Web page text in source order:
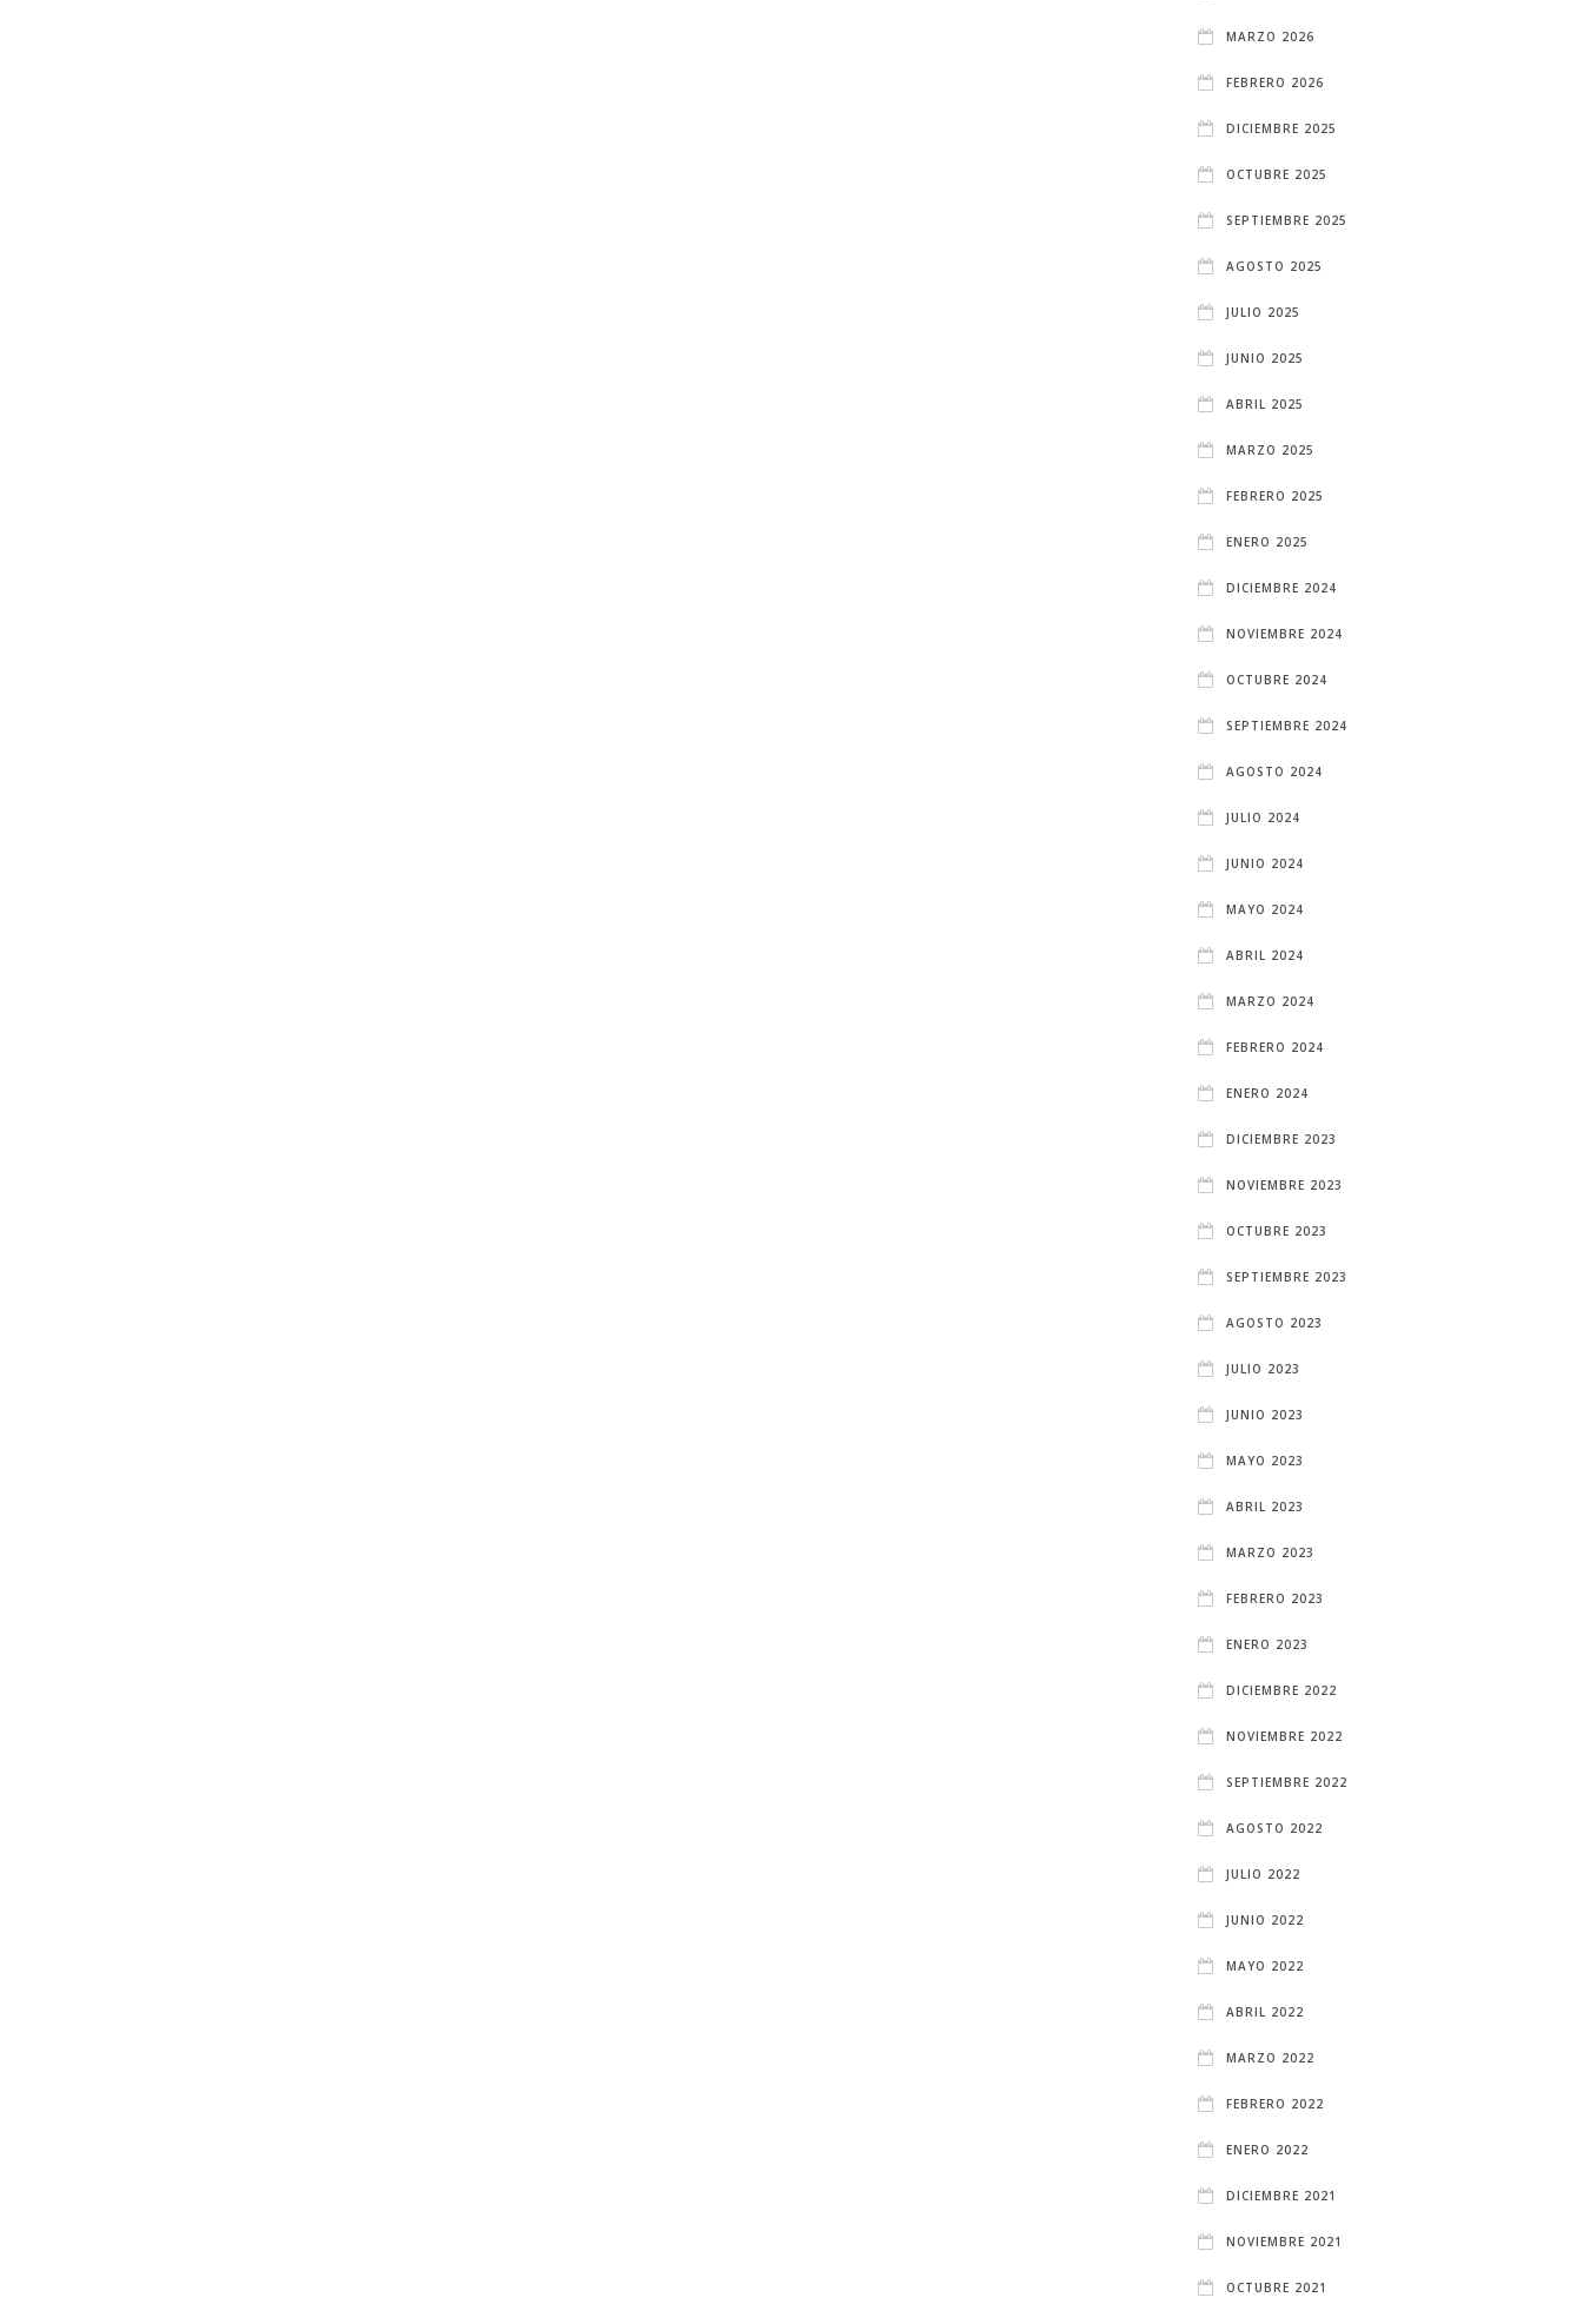
MARZO 2026
FEBRERO 2026
DICIEMBRE 2025
OCTUBRE 2025
SEPTIEMBRE 2025
AGOSTO 2025
JULIO 2025
JUNIO 2025
ABRIL 2025
MARZO 2025
FEBRERO 2025
ENERO 2025
DICIEMBRE 2024
NOVIEMBRE 2024
OCTUBRE 2024
SEPTIEMBRE 2024
AGOSTO 2024
JULIO 2024
JUNIO 2024
MAYO 2024
ABRIL 2024
MARZO 2024
FEBRERO 2024
ENERO 2024
DICIEMBRE 2023
NOVIEMBRE 2023
OCTUBRE 2023
SEPTIEMBRE 2023
AGOSTO 2023
JULIO 2023
JUNIO 2023
MAYO 2023
ABRIL 2023
MARZO 2023
FEBRERO 2023
ENERO 2023
DICIEMBRE 2022
NOVIEMBRE 2022
SEPTIEMBRE 2022
AGOSTO 2022
JULIO 2022
JUNIO 2022
MAYO 2022
ABRIL 2022
MARZO 2022
FEBRERO 2022
ENERO 2022
DICIEMBRE 2021
NOVIEMBRE 2021
OCTUBRE 2021